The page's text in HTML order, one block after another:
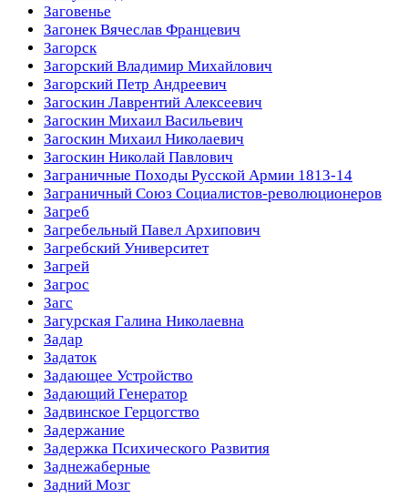
Заговенье
Загонек Вячеслав Францевич
Загорск
Загорский Владимир Михайлович
Загорский Петр Андреевич
Загоскин Лаврентий Алексеевич
Загоскин Михаил Васильевич
Загоскин Михаил Николаевич
Загоскин Николай Павлович
Заграничные Походы Русской Армии 1813-14
Заграничный Союз Социалистов-революционеров
Загреб
Загребельный Павел Архипович
Загребский Университет
Загрей
Загрос
Загс
Загурская Галина Николаевна
Задар
Задаток
Задающее Устройство
Задающий Генератор
Задвинское Герцогство
Задержание
Задержка Психического Развития
Заднежаберные
Задний Мозг